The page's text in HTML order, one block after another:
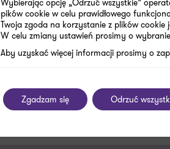
pików cookie w celu prawidłowego
Twoja zgoda na korzystanie z plików
W celu zmiany ustawień prosimy o
Aby uzyskać więcej informacji prosimy o
Zgadzam się Odrzuć